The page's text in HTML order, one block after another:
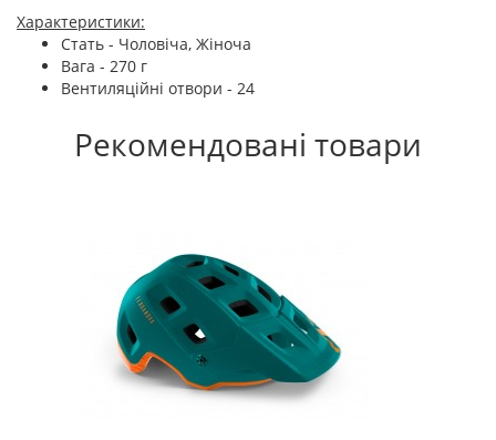
Характеристики:
Стать - Чоловіча, Жіноча
Вага - 270 г
Вентиляційні отвори - 24
Рекомендовані товари